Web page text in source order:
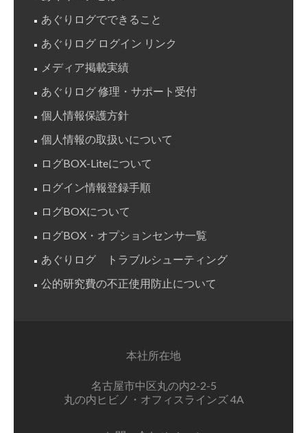
あぐりログでできること
あぐりログ ログイン リンク
メディア掲載実績
あぐりログ 修理・サポート受付
個人情報保護方針
個人情報の取扱いについて
ログBOX-Liteについて
ログイン情報登録手順
ログBOXについて
ログBOX・オプションセンサ一覧
あぐりログ トラブルシューティング
公的研究費の不正使用防止について
本社所在地
名古屋市中区丸の内2-2-5
丸の内ヒビノ・オフィスラインズ 4A